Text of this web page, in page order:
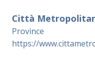
Città
Province
https://